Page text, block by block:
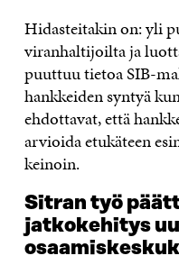
Hidasteitakin on: yli
viranhaltijoilta ja
puuttuu tietoa SIB-
hankkeiden syntyä
ehdottavat, että
arvioida etukäteen
keinoin.
Sitran työ
jatkokehitys